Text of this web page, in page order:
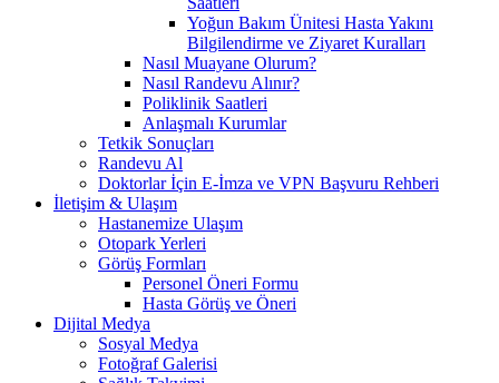
Yoğun Bakım Ünitesi Hasta Yakını
Bilgilendirme ve Ziyaret Kuralları
Nasıl Muayane Olurum?
Nasıl Randevu Alınır?
Poliklinik Saatleri
Anlaşmalı Kurumlar
Tetkik Sonuçları
Randevu Al
Doktorlar İçin E-İmza ve VPN Başvuru Rehberi
İletişim & Ulaşım
Hastanemize Ulaşım
Otopark Yerleri
Görüş Formları
Personel Öneri Formu
Hasta Görüş ve Öneri
Dijital Medya
Sosyal Medya
Fotoğraf Galerisi